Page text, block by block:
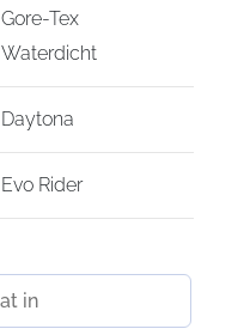
Gore-Tex
Waterdicht
Daytona
Evo Rider